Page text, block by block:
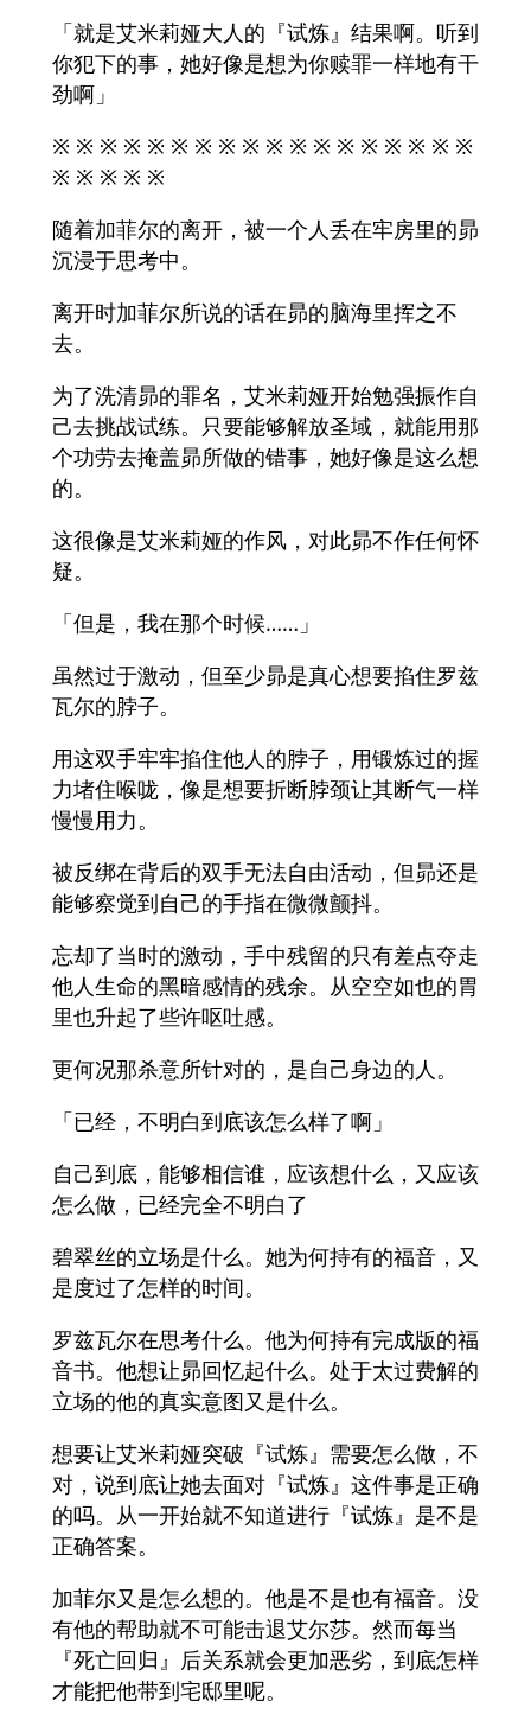
「就是艾米莉娅大人的『试炼』结果啊。听到
你犯下的事，她好像是想为你赎罪一样地有干
劲啊」
※ ※ ※ ※ ※ ※ ※ ※ ※ ※ ※ ※ ※ ※ ※ ※ ※ ※
※ ※ ※ ※ ※
随着加菲尔的离开，被一个人丢在牢房里的昴
沉浸于思考中。
离开时加菲尔所说的话在昴的脑海里挥之不
去。
为了洗清昴的罪名，艾米莉娅开始勉强振作自
己去挑战试练。只要能够解放圣域，就能用那
个功劳去掩盖昴所做的错事，她好像是这么想
的。
这很像是艾米莉娅的作风，对此昴不作任何怀
疑。
「但是，我在那个时候……」
虽然过于激动，但至少昴是真心想要掐住罗兹
瓦尔的脖子。
用这双手牢牢掐住他人的脖子，用锻炼过的握
力堵住喉咙，像是想要折断脖颈让其断气一样
慢慢用力。
被反绑在背后的双手无法自由活动，但昴还是
能够察觉到自己的手指在微微颤抖。
忘却了当时的激动，手中残留的只有差点夺走
他人生命的黑暗感情的残余。从空空如也的胃
里也升起了些许呕吐感。
更何况那杀意所针对的，是自己身边的人。
「已经，不明白到底该怎么样了啊」
自己到底，能够相信谁，应该想什么，又应该
怎么做，已经完全不明白了
碧翠丝的立场是什么。她为何持有的福音，又
是度过了怎样的时间。
罗兹瓦尔在思考什么。他为何持有完成版的福
音书。他想让昴回忆起什么。处于太过费解的
立场的他的真实意图又是什么。
想要让艾米莉娅突破『试炼』需要怎么做，不
对，说到底让她去面对『试炼』这件事是正确
的吗。从一开始就不知道进行『试炼』是不是
正确答案。
加菲尔又是怎么想的。他是不是也有福音。没
有他的帮助就不可能击退艾尔莎。然而每当
『死亡回归』后关系就会更加恶劣，到底怎样
才能把他带到宅邸里呢。